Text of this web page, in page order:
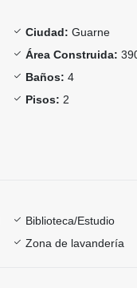
Ciudad: Guarne
Área Construida:
Baños: 4
Pisos: 2
Biblioteca/Estudio
Zona de lavandería